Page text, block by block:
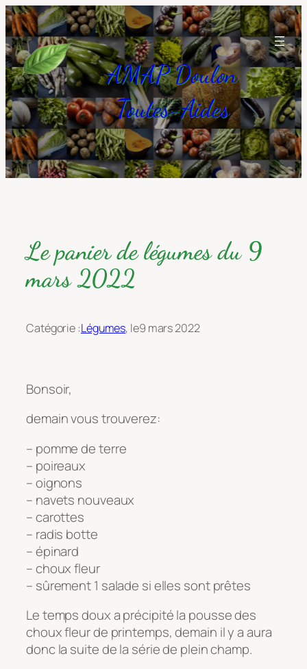
Aller
au
contenu
AMAP Doulon
Toutes-Aides
Le panier de légumes du 9
mars 2022
Catégorie :Légumes, le9 mars 2022
Bonsoir,
demain vous trouverez:
– pomme de terre
– poireaux
– oignons
– navets nouveaux
– carottes
– radis botte
– épinard
– choux fleur
– sûrement 1 salade si elles sont prêtes
Le temps doux a précipité la pousse des
choux fleur de printemps, demain il y a aura
donc la suite de la série de plein champ.